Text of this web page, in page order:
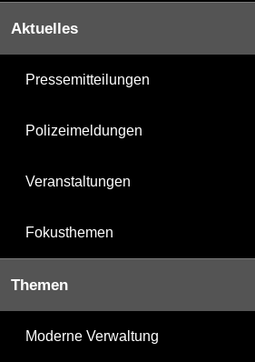
Aktuelles
Pressemitteilungen
Polizeimeldungen
Veranstaltungen
Fokusthemen
Themen
Moderne Verwaltung